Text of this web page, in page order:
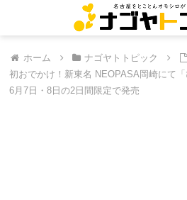
ホーム ナゴヤトトピック
初おでかけ！新東名 NEOPASA岡崎にて
6月7日・8日の2日間限定で発売